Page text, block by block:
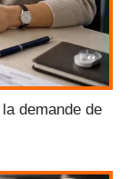
demande de